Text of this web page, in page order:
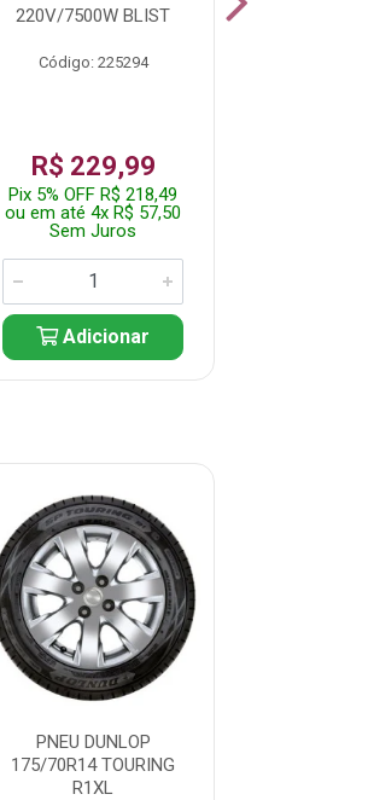
220V/7500W BLIST
Código: 225294
R$ 229,99
Pix 5% OFF R$ 218,49
ou em até 4x R$ 57,50
Sem Juros
Adicionar
PNEU DUNLOP
175/70R14 TOURING
R1XL